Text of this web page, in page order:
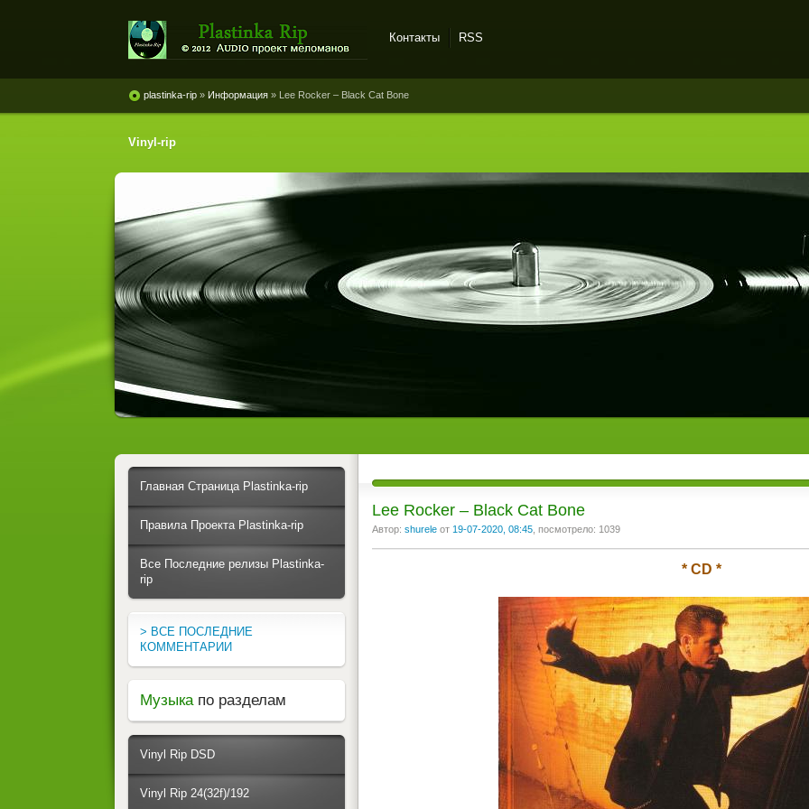
винила и магнитоальбомов
Контакты RSS
plastinka-rip » Информация » Lee Rocker ‎– Black Cat Bone
Vinyl-rip
Lee Rocker ‎– Black Cat Bone
Автор: shurele от 19-07-2020, 08:45 , посмотрело: 1039
* CD *
Главная Страница Plastinka-rip
Правила Проекта Plastinka-rip
Все Последние релизы Plastinka-
rip
> ВСЕ ПОСЛЕДНИЕ
КОММЕНТАРИИ
Музыка по разделам
Vinyl Rip DSD
Vinyl Rip 24(32f)/192